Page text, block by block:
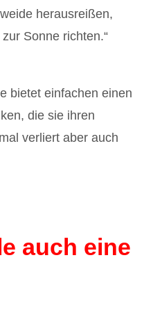
herausreißen,
Sonne richten.“
bietet einfachen einen
die sie ihren
verliert aber auch
auch eine